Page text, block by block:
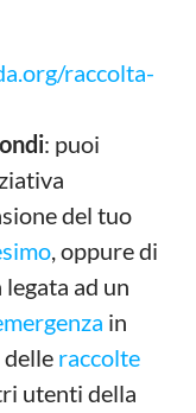
raccolta-
: puoi
del tuo
, oppure di
ad un
in
delle raccolte
utenti della